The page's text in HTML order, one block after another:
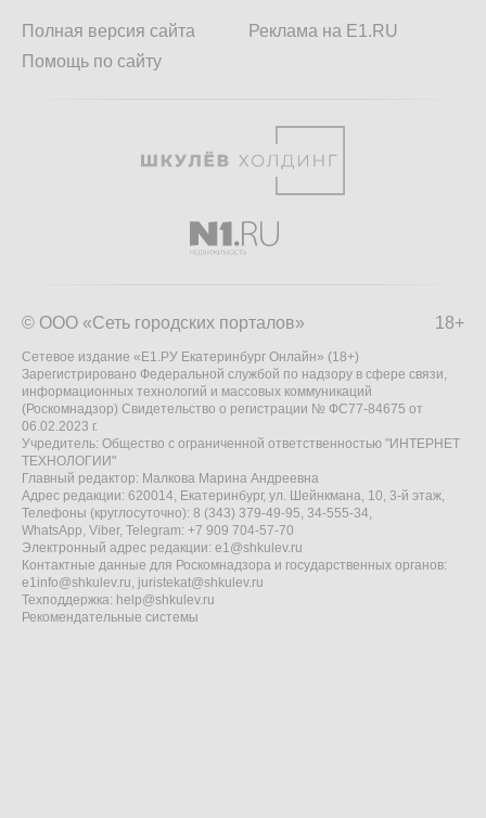
Полная версия сайта
Помощь по сайту
Реклама на E1.RU
18+
© ООО «Сеть городских порталов»
Сетевое издание «Е1.РУ Екатеринбург Онлайн» (18+)
Зарегистрировано Федеральной службой по надзору в сфере связи,
информационных технологий и массовых коммуникаций
(Роскомнадзор) Свидетельство о регистрации № ФС77-84675 от
06.02.2023 г.
Учредитель: Общество с ограниченной ответственностью "ИНТЕРНЕТ
ТЕХНОЛОГИИ"
Главный редактор: Малкова Марина Андреевна
Адрес редакции: 620014, Екатеринбург, ул. Шейнкмана, 10, 3-й этаж,
Телефоны (круглосуточно): 8 (343) 379-49-95, 34-555-34,
WhatsApp, Viber, Telegram: +7 909 704-57-70
Электронный адрес редакции: e1@shkulev.ru
Контактные данные для Роскомнадзора и государственных органов:
e1info@shkulev.ru, juristekat@shkulev.ru
Техподдержка: help@shkulev.ru
Рекомендательные системы